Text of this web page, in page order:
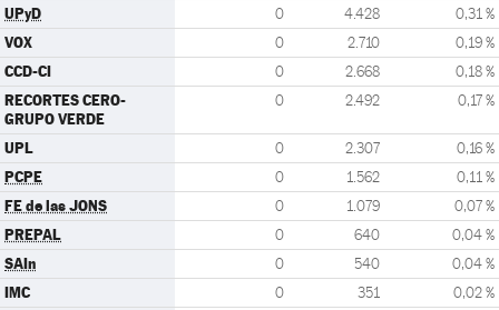
UPyD 0 4.428 0,31 %
VOX 0 2.710 0,19 %
CCD-CI 0 2.668 0,18 %
RECORTES CERO-
GRUPO VERDE
0 2.492 0,17 %
UPL 0 2.307 0,16 %
PCPE 0 1.562 0,11 %
FE de las JONS 0 1.079 0,07 %
PREPAL 0 640 0,04 %
SAIn 0 540 0,04 %
IMC 0 351 0,02 %